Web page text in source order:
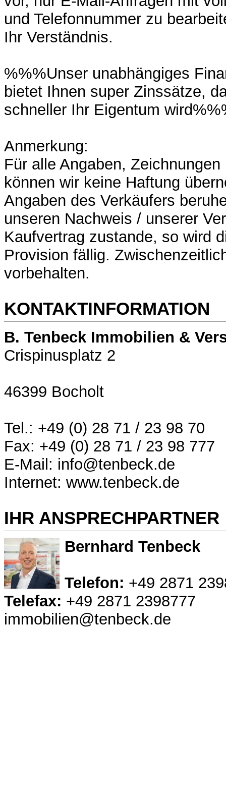
und Telefonnummer zu
Ihr Verständnis.
%%%Unser unabhängiges
bietet Ihnen super Zinssätze,
schneller Ihr Eigentum
Anmerkung:
Für alle Angaben,
können wir keine Haftung
Angaben des Verkäufers
unseren Nachweis / unserer
Kaufvertrag zustande, so wird
Provision fällig.
vorbehalten.
KONTAKTINFORMATION
B. Tenbeck Immobilien &
Crispinusplatz 2
46399 Bocholt
Tel.: +49 (0) 28 71 / 23 98 70
Fax: +49 (0) 28 71 / 23 98 777
E-Mail: info@tenbeck.de
Internet: www.tenbeck.de
IHR ANSPRECHPARTNER
Bernhard Tenbeck
Telefon: +49 2871
Telefax: +49 2871 2398777
immobilien@tenbeck.de